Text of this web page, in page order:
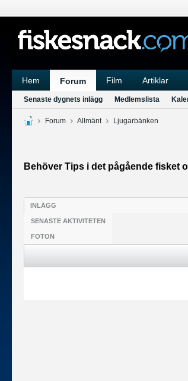
Hem Forum Film Artiklar
Senaste dygnets inlägg Medlemslista
Forum Allmänt Ljugarbänken
Behöver Tips i det pågående fisket
INLÄGG
SENASTE AKTIVITETEN
FOTON